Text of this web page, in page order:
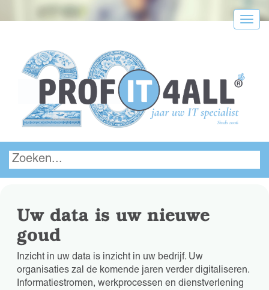
Menu
Uw data is uw nieuwe
goud
Inzicht in uw data is inzicht in uw bedrijf. Uw
organisaties zal de komende jaren verder digitaliseren.
Informatiestromen, werkprocessen en dienstverlening